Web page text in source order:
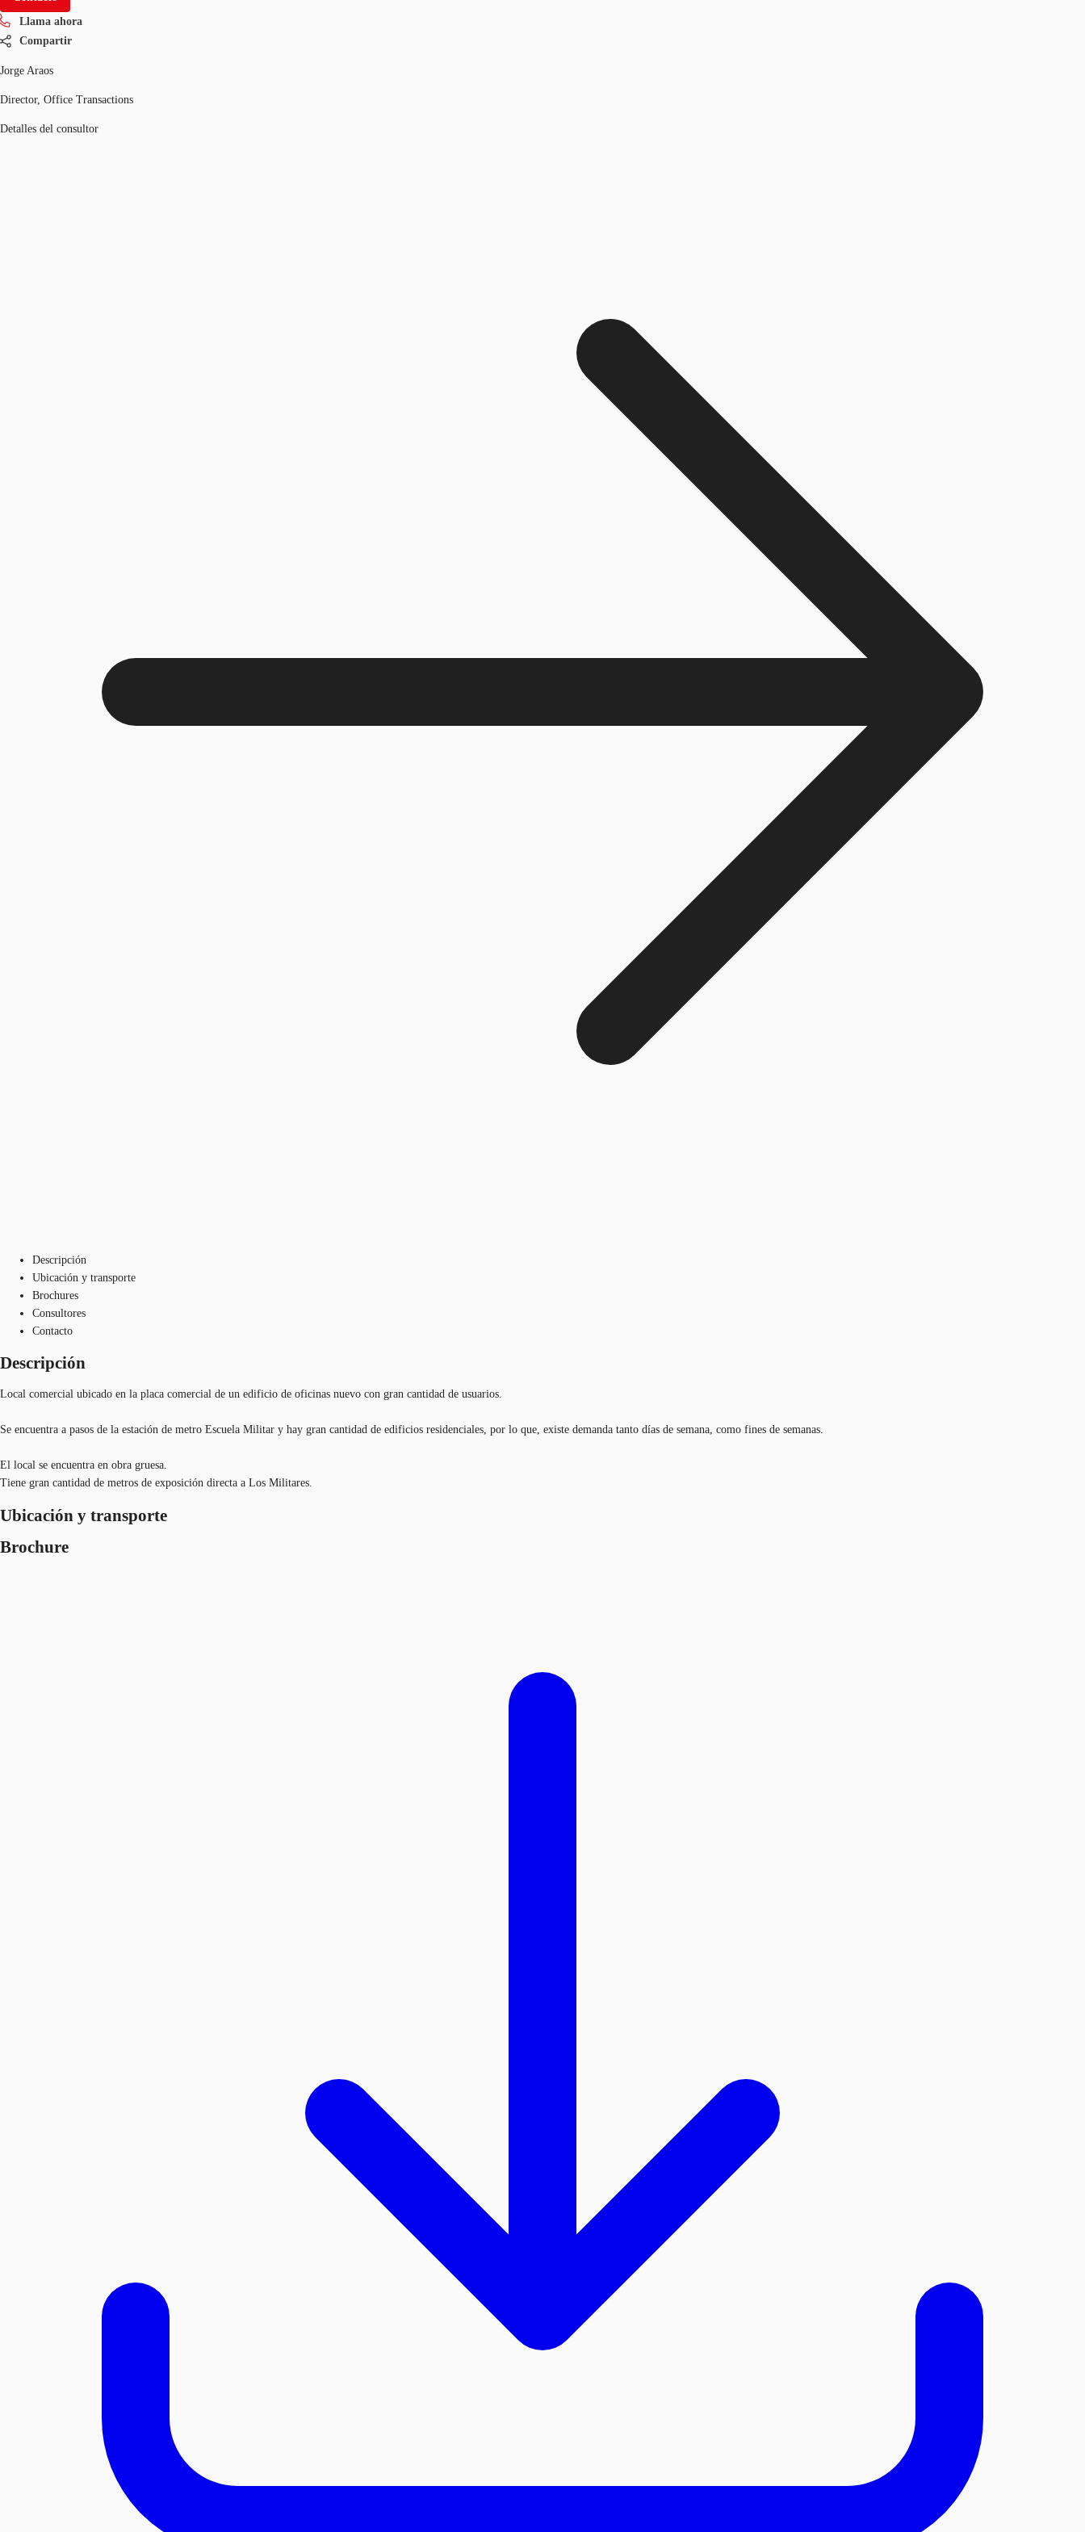
Llama ahora
Compartir
Jorge Araos
Director, Office Transactions
Detalles del consultor
Descripción
Ubicación y transporte
Brochures
Consultores
Contacto
Descripción
Local comercial ubicado en la placa comercial de un edificio de oficinas nuevo con gran cantidad de usuarios.
Se encuentra a pasos de la estación de metro Escuela Militar y hay gran cantidad de edificios residenciales, por lo que, existe demanda tanto días de semana, como fines de semanas.
El local se encuentra en obra gruesa.
Tiene gran cantidad de metros de exposición directa a Los Militares.
Ubicación y transporte
Brochure